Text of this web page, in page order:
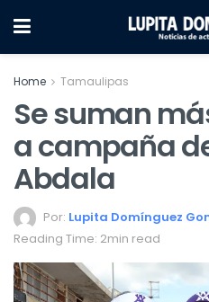
Home Tamaulipas
Se suman
a campaña
Abdala
Por: Lupita Domínguez
Reading Time: 2min read